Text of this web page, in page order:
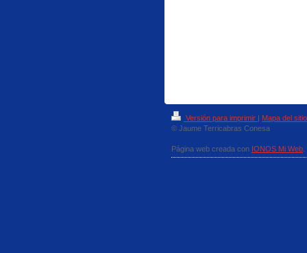
Versión para imprimir | Mapa del sitio
© Jaume Terricabras Conesa
Página web creada con IONOS Mi Web